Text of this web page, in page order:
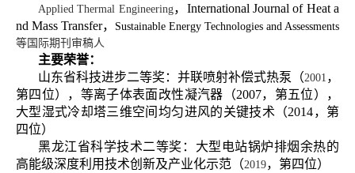
Applied Thermal Engineering， International Journal of Heat a
nd Mass Transfer，
Sustainable Energy Technologies and Assessments
等国际期刊审稿人
主要荣誉：
山东省科技进步二等奖：并联喷射补偿式热泵（2001 ，
第四位），等离子体表面改性凝汽器（2007，第五位），
大型湿式冷却塔三维空间均匀进风的关键技术（2014，第
四位）
黑龙江省科学技术二等奖：大型电站锅炉排烟余热的
高能级深度利用技术创新及产业化示范（2019，第四位）